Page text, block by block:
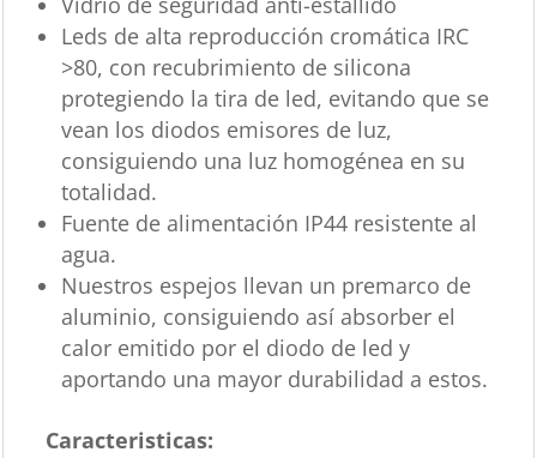
Leds de alta reproducción cromática IRC
>80, con recubrimiento de silicona
protegiendo la tira de led, evitando que se
vean los diodos emisores de luz,
consiguiendo una luz homogénea en su
totalidad.
Fuente de alimentación IP44 resistente al
agua.
Nuestros espejos llevan un premarco de
aluminio, consiguiendo así absorber el
calor emitido por el diodo de led y
aportando una mayor durabilidad a estos.
Caracteristicas: